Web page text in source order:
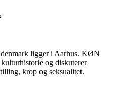
ligger i Aarhus. KØN
og diskuterer
krop og seksualitet.